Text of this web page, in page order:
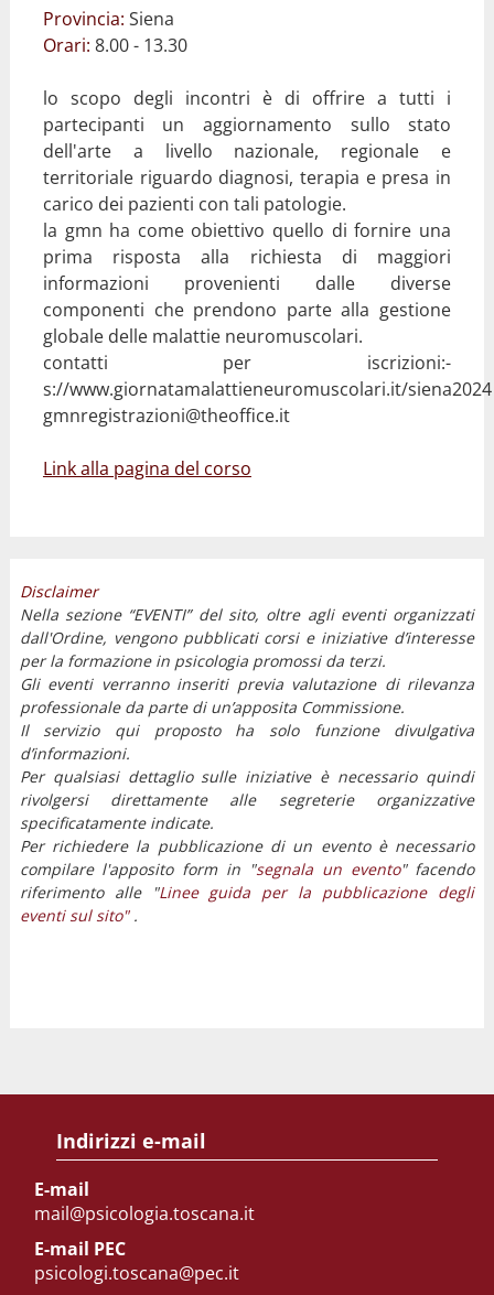
Provincia: Siena
Orari: 8.00 - 13.30
lo scopo degli incontri è di offrire a tutti i
partecipanti un aggiornamento sullo stato
dell'arte a livello nazionale, regionale e
territoriale riguardo diagnosi, terapia e presa in
carico dei pazienti con tali patologie.
la gmn ha come obiettivo quello di fornire una
prima risposta alla richiesta di maggiori
informazioni provenienti dalle diverse
componenti che prendono parte alla gestione
globale delle malattie neuromuscolari.
contatti per iscrizioni:-
s://www.giornatamalattieneuromuscolari.it/siena2024
gmnregistrazioni@theoffice.it
Link alla pagina del corso
Disclaimer
Nella sezione “EVENTI” del sito, oltre agli eventi organizzati
dall'Ordine, vengono pubblicati corsi e iniziative d’interesse
per la formazione in psicologia promossi da terzi.
Gli eventi verranno inseriti previa valutazione di rilevanza
professionale da parte di un’apposita Commissione.
Il servizio qui proposto ha solo funzione divulgativa
d’informazioni.
Per qualsiasi dettaglio sulle iniziative è necessario quindi
rivolgersi direttamente alle segreterie organizzative
specificatamente indicate.
Per richiedere la pubblicazione di un evento è necessario
compilare l'apposito form in "segnala un evento" facendo
riferimento alle "Linee guida per la pubblicazione degli
eventi sul sito".
Indirizzi e-mail
E-mail
mail@psicologia.toscana.it
E-mail PEC
psicologi.toscana@pec.it